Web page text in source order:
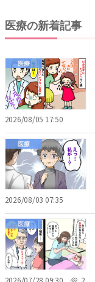
医療の新着記事
医療
2026/08/05 17:50
医療
2026/08/03 07:35
医療
2026/07/28 09:30 2